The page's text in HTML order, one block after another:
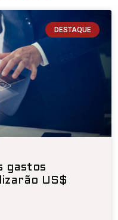
DESTAQUE
gastos
US$